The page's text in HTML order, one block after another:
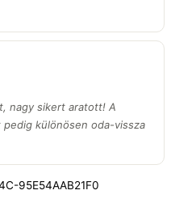
nagy sikert aratott! A
különösen oda-vissza